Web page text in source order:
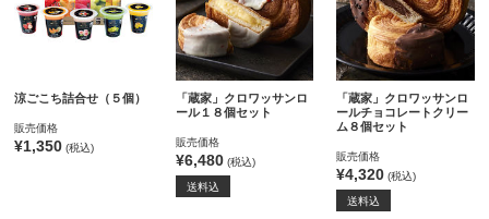
涼ごこち詰合せ（５個）
販売価格
¥1,350 (税込)
「蔵家」クロワッサンロ
ール１８個セット
販売価格
¥6,480(税込)
送料込
「蔵家」クロワッサンロ
ールチョコレートクリー
ム８個セット
販売価格
¥4,320 (税込)
送料込